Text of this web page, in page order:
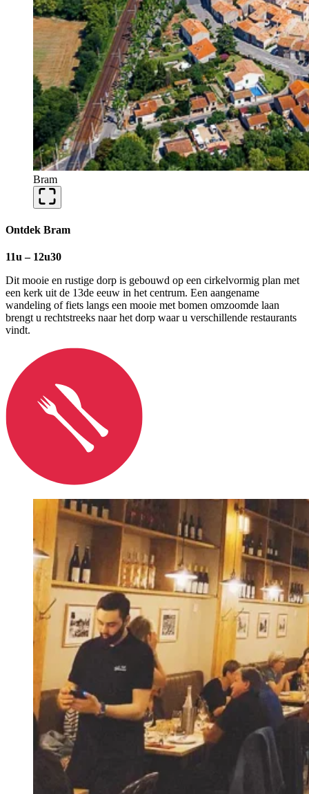
Bram
Ontdek Bram
11u – 12u30
Dit mooie en rustige dorp is gebouwd op een cirkelvormig plan met
een kerk uit de 13de eeuw in het centrum. Een aangename
wandeling of fiets langs een mooie met bomen omzoomde laan
brengt u rechtstreeks naar het dorp waar u verschillende restaurants
vindt.